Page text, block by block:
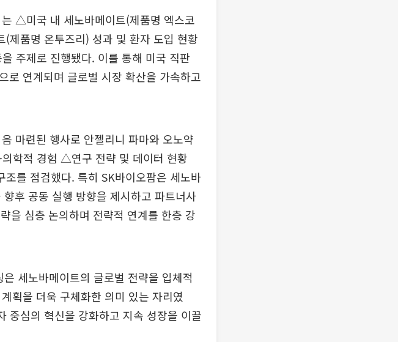
△미국 내 세노바메이트(제품명 엑스코
제품명 온투즈리) 성과 및 환자 도입 현황
주제로 진행됐다. 이를 통해 미국 직판
로 연계되며 글로벌 시장 확산을 가속하고
마련된 행사로 안젤리니 파마와 오노약
학적 경험 △연구 전략 및 데이터 현황
를 점검했다. 특히 SK바이오팜은 세노바
후 공동 실행 방향을 제시하고 파트너사
을 심층 논의하며 전략적 연계를 한층 강
세노바메이트의 글로벌 전략을 입체적
획을 더욱 구체화한 의미 있는 자리였
중심의 혁신을 강화하고 지속 성장을 이끌